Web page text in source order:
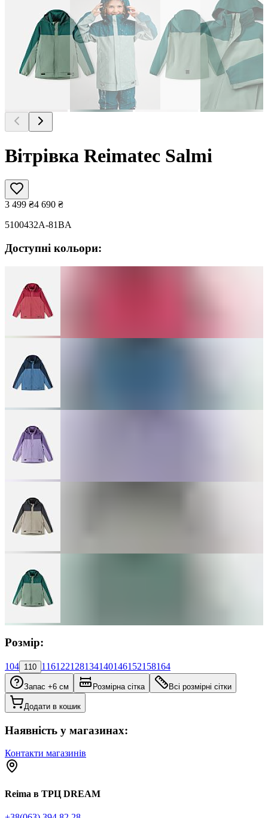
Вітрівка Reimatec Salmi
3 499 ₴4 690 ₴
5100432A-81BA
Доступні кольори:
Розмір:
104 110 116122128134140146152158164
Запас +6 см Розмірна сітка Всі розмірні сітки
Додати в кошик
Наявність у магазинах:
Контакти магазинів
Reima в ТРЦ DREAM